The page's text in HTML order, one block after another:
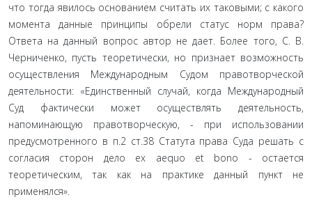
что тогда явилось основанием считать их таковыми; с какого
момента данные принципы обрели статус норм права?
Ответа на данный во­прос автор не дает. Более того, С. В.
Черниченко, пусть теоретически, но признает возможность
осуществления Международ­ным Судом правотворческой
деятельности: «Единственный случай, когда Международный
Суд фактически может осу­ществлять деятельность,
напоминающую правотворческую, - при использовании
предусмотренного в п.2 ст.38 Статута права Суда решать с
согласия сторон дело ex aequo et bono - остается
теоретическим, так как на практике данный пункт не
применялся».